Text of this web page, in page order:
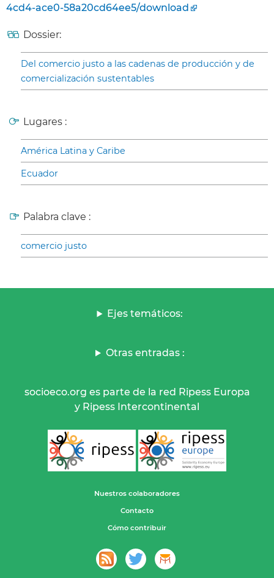
4cd4-ace0-58a20cd64ee5/download
Dossier:
Del comercio justo a las cadenas de producción y de
comercialización sustentables
Lugares :
América Latina y Caribe
Ecuador
Palabra clave :
comercio justo
Ejes temáticos:
Otras entradas :
socioeco.org es parte de la red Ripess Europa
y Ripess Intercontinental
Nuestros colaboradores
Contacto
Cómo contribuir